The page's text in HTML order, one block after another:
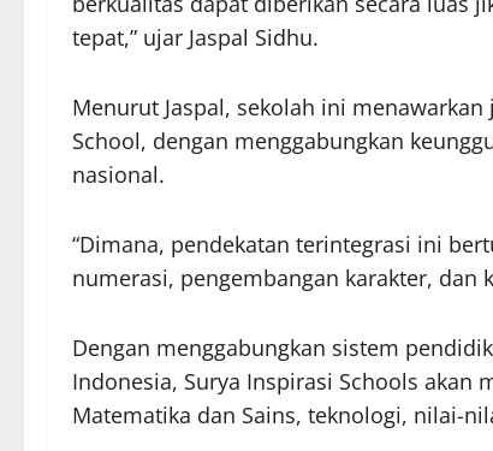
tepat,” ujar Jaspal Sidhu.
Menurut Jaspal, sekolah ini
School, dengan menggabungkan
nasional.
“Dimana, pendekatan terintegrasi ini
numerasi, pengembangan karakter, dan
Dengan menggabungkan sistem
Indonesia, Surya Inspirasi Schools akan
Matematika dan Sains, teknologi, nilai-